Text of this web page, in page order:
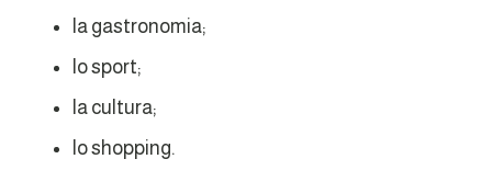
la gastronomia;
lo sport;
la cultura;
lo shopping.